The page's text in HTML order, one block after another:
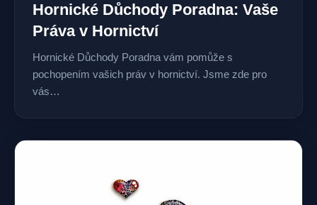
Hornické Důchody Poradna: Vaše
Práva v Hornictví
Hornické Důchody Poradna vám pomůže s
pochopením vašich práv v hornictví. Jsme zde pro
vás…